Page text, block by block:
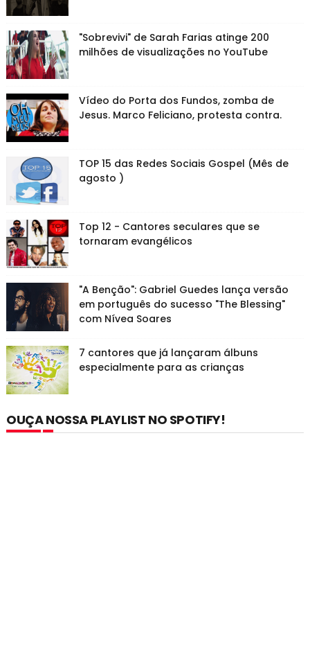
"Sobrevivi" de Sarah Farias atinge 200
milhões de visualizações no YouTube
Vídeo do Porta dos Fundos, zomba de
Jesus. Marco Feliciano, protesta contra.
TOP 15 das Redes Sociais Gospel (Mês de
agosto )
Top 12 - Cantores seculares que se
tornaram evangélicos
"A Benção": Gabriel Guedes lança versão
em português do sucesso "The Blessing"
com Nívea Soares
7 cantores que já lançaram álbuns
especialmente para as crianças
OUÇA NOSSA PLAYLIST NO SPOTIFY!